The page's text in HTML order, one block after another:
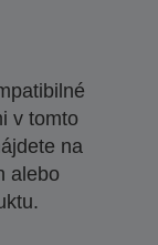
v tomto
na
alebo